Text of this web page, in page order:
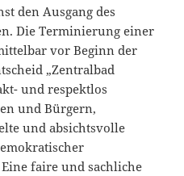
den Ausgang des
Die Terminierung einer
vor Beginn der
„Zentralbad
und respektlos
und Bürgern,
und absichtsvolle
faire und sachliche